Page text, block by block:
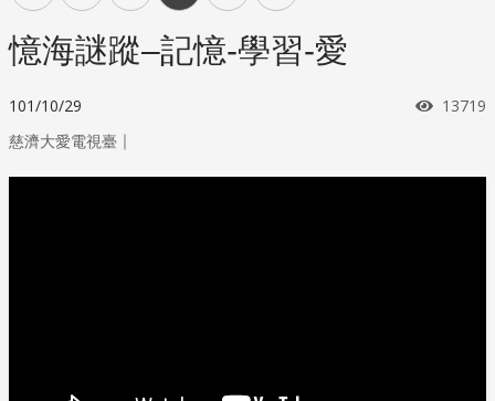
憶海謎蹤–記憶-學習-愛
101/10/29 瀏覽次
13719
慈濟大愛電視臺 ｜